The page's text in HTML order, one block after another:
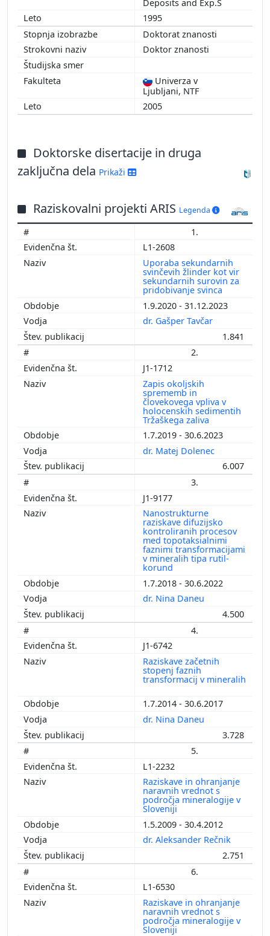
Deposits and Exp.S
1995
Doktorat znanosti
Doktor znanosti
Univerza v
Ljubljani, NTF
2005
Doktorske disertacije in druga
zaključna dela Prikaži
Raziskovalni projekti ARIS Legenda
1.
L1-2608
Uporaba sekundarnih
svinčevih žlinder kot vir
sekundarnih surovin za
pridobivanje svinca
1.9.2020 - 31.12.2023
dr. Gašper Tavčar
1.841
2.
J1-1712
Zapis okoljskih
sprememb in
človekovega vpliva v
holocenskih sedimentih
Tržaškega zaliva
1.7.2019 - 30.6.2023
dr. Matej Dolenec
6.007
3.
J1-9177
Nanostrukturne
raziskave difuzijsko
kontroliranih procesov
med topotaksialnimi
faznimi transformacijami
v mineralih tipa rutil-
korund
1.7.2018 - 30.6.2022
dr. Nina Daneu
4.500
4.
J1-6742
Raziskave začetnih
stopenj faznih
transformacij v mineralih
1.7.2014 - 30.6.2017
dr. Nina Daneu
3.728
5.
L1-2232
Raziskave in ohranjanje
naravnih vrednot s
področja mineralogije v
Sloveniji
1.5.2009 - 30.4.2012
dr. Aleksander Rečnik
2.751
6.
L1-6530
Raziskave in ohranjanje
naravnih vrednot s
področja mineralogije v
Sloveniji